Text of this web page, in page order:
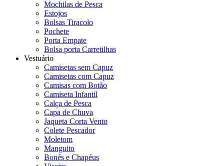
Mochilas de Pesca
Estojos
Bolsas Tiracolo
Pochete
Porta Empate
Bolsa porta Carretilhas
Vestuário
Camisetas sem Capuz
Camisetas com Capuz
Camisas com Botão
Camiseta Infantil
Calça de Pesca
Capa de Chuva
Jaqueta Corta Vento
Colete Pescador
Moletom
Manguito
Bonés e Chapéus